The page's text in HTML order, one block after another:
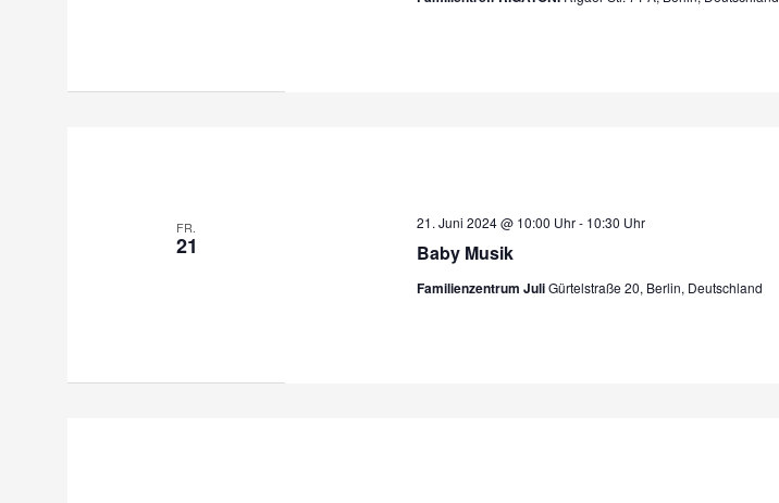
FR.
21 Baby Musik
21. Juni 2024 @ 10:00 Uhr- 10:30 Uhr
Familienzentrum JuliGürtelstraße 20, Berlin, Deutschland